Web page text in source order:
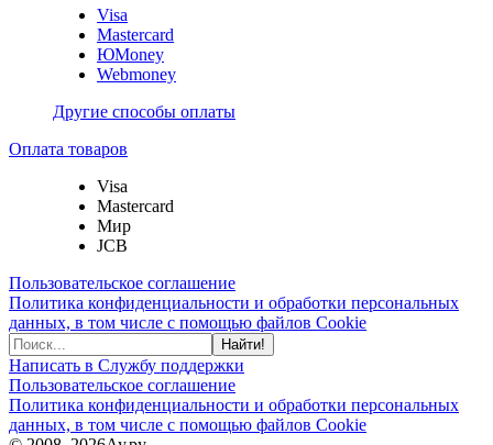
Visa
Mastercard
ЮMoney
Webmoney
Другие способы оплаты
Оплата товаров
Visa
Mastercard
Мир
JCB
Пользовательское соглашение
Политика конфиденциальности и обработки персональных
данных, в том числе с помощью файлов Cookie
Найти!
Написать в Службу поддержки
Пользовательское соглашение
Политика конфиденциальности и обработки персональных
данных, в том числе с помощью файлов Cookie